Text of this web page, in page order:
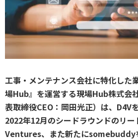
工事・メンテナンス会社に特化した
場Hub』を運営する現場Hub株式会
表取締役CEO：岡田光正）は、D4V
2022年12月のシードラウンドのリ
Ventures、また新たにsomebuddy